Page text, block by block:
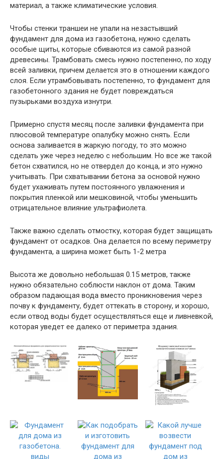
материал, а также климатические условия.
Чтобы стенки траншеи не упали на незастывший
фундамент для дома из газобетона, нужно сделать
особые щиты, которые сбиваются из самой разной
древесины. Трамбовать смесь нужно постепенно, по ходу
всей заливки, причем делается это в отношении каждого
слоя. Если утрамбовывать постепенно, то фундамент для
газобетонного здания не будет повреждаться
пузырьками воздуха изнутри.
Примерно спустя месяц после заливки фундамента при
плюсовой температуре опалубку можно снять. Если
основа заливается в жаркую погоду, то это можно
сделать уже через неделю с небольшим. Но все же такой
бетон схватился, но не отвердел до конца, и это нужно
учитывать. При схватывании бетона за основой нужно
будет ухаживать путем постоянного увлажнения и
покрытия пленкой или мешковиной, чтобы уменьшить
отрицательное влияние ультрафиолета.
Также важно сделать отмостку, которая будет защищать
фундамент от осадков. Она делается по всему периметру
фундамента, а ширина может быть 1-2 метра
Высота же довольно небольшая 0.15 метров, также
нужно обязательно соблюсти наклон от дома. Таким
образом падающая вода вместо проникновения через
почву к фундаменту, будет оттекать в сторону, и хорошо,
если отвод воды будет осуществляться еще и ливневкой,
которая уведет ее далеко от периметра здания.